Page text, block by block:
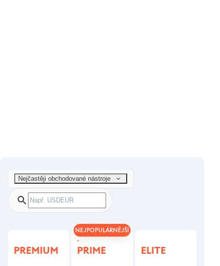
Nejčastěji obchodované nástroje
PREMIUM
NEJPOPULÁRNĚJŠÍ
PRIME ELITE